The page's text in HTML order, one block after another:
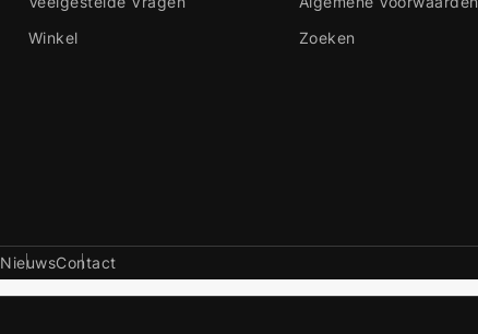
Winkel
Zoeken
NieuwsContact